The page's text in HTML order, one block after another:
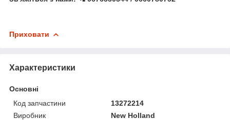
Приховати
Характеристики
Основні
Код запчастини
13272214
Виробник
New Holland